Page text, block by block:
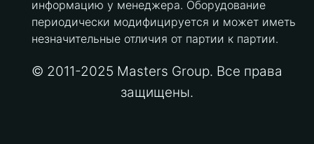
информацию у менеджера. Оборудование
периодически модифицируется и может иметь
незначительные отличия от партии к партии.
© 2011-2025 Masters Group. Все права
защищены.